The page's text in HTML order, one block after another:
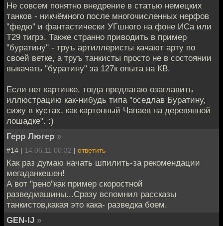
Не совсем понятно внедрение в статью немецких
танков - никчёмного после многочисленных нерфов
"федю" и фантастически УГшного на фоне ИСа или
Т29 тигрэ. Также странно приводить в пример
"буратину" - труъ артиллеристы качают арту по
своей ветке, а труъ танкисты просто не в состоянии
выкачать "буратину" за 127к опыта на КВ.
Если нет картинке, тогда предлагаю озаглавить
иллюстрацию как-нибудь типа "оседлав Буратину,
сижу в кустах, как картонный Чапаев на деревянной
лошадке". :)
Герр Люгер »
#14 | 14.06.11 00:32 | ответить
Как раз думаю начать шпилить-за рекомендации
мегаданкешен!
А вот "рено"как пример скоростной
разведмашины...Сразу вспомнил рассказы
танкистов,какая это кака- разведка боем.
GEN-IJ »